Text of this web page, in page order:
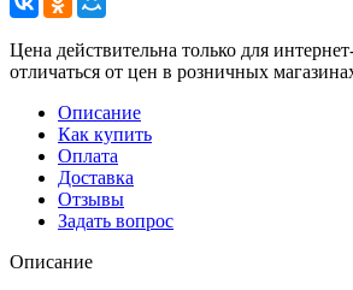
Цена действительна только для
отличаться от цен в розничных
Описание
Как купить
Оплата
Доставка
Отзывы
Задать вопрос
Описание